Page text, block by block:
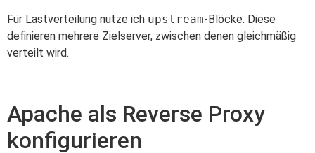
Für Lastverteilung nutze ich upstream-Blöcke. Diese
definieren mehrere Zielserver, zwischen denen gleichmäßig
verteilt wird.
Apache als Reverse Proxy
konfigurieren